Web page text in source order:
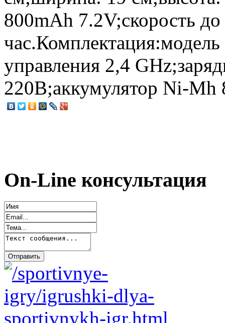
800mAh 7.2V;скорость
управления 2,4
220В;аккумулятор Ni-Mh
On-Line консультация